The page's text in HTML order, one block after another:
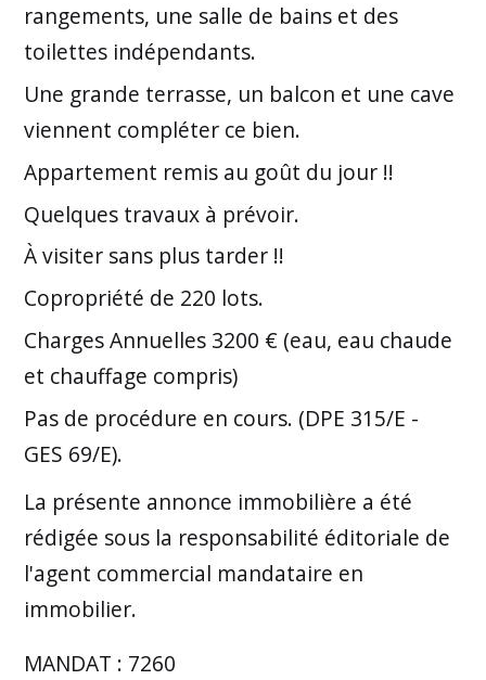
rangements, une salle de bains et des
toilettes indépendants.
Une grande terrasse, un balcon et une cave
viennent compléter ce bien.
Appartement remis au goût du jour !!
Quelques travaux à prévoir.
À visiter sans plus tarder !!
Copropriété de 220 lots.
Charges Annuelles 3200 € (eau, eau chaude
et chauffage compris)
Pas de procédure en cours. (DPE 315/E -
GES 69/E).
La présente annonce immobilière a été
rédigée sous la responsabilité éditoriale de
l'agent commercial mandataire en
immobilier.
MANDAT : 7260